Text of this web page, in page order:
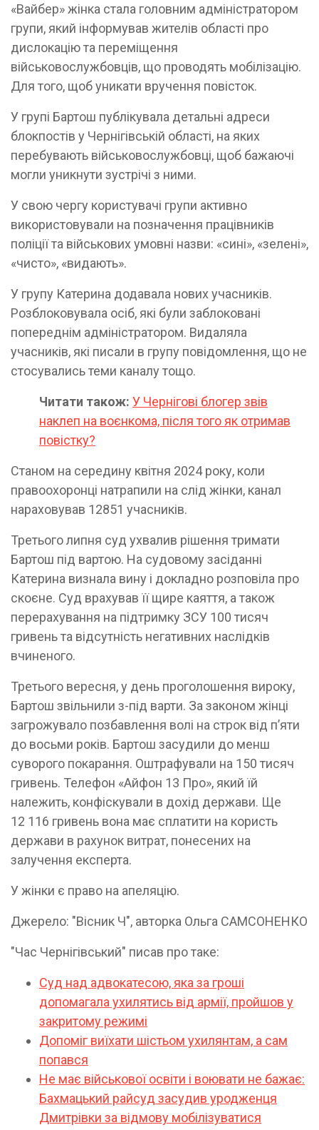
«Вайбер» жінка стала головним адміністратором
групи, який інформував жителів області про
дислокацію та переміщення
військовослужбовців, що проводять мобілізацію.
Для того, щоб уникати вручення повісток.
У групі Бартош публікувала детальні адреси
блокпостів у Чернігівській області, на яких
перебувають військовослужбовці, щоб бажаючі
могли уникнути зустрічі з ними.
У свою чергу користувачі групи активно
використовували на позначення працівників
поліції та військових умовні назви: «сині», «зелені»,
«чисто», «видають».
У групу Катерина додавала нових учасників.
Розблоковувала осіб, які були заблоковані
попереднім адміністратором. Видаляла
учасників, які писали в групу повідомлення, що не
стосувались теми каналу тощо.
Читати також: У Чернігові блогер звів
наклеп на воєнкома, після того як отримав
повістку?
Станом на середину квітня 2024 року, коли
правоохоронці натрапили на слід жінки, канал
нараховував 12851 учасників.
Третього липня суд ухвалив рішення тримати
Бартош під вартою. На судовому засіданні
Катерина визнала вину і докладно розповіла про
скоєне. Суд врахував її щире каяття, а також
перерахування на підтримку ЗСУ 100 тисяч
гривень та відсутність негативних наслідків
вчиненого.
Третього вересня, у день проголошення вироку,
Бартош звільнили з-під варти. За законом жінці
загрожувало позбавлення волі на строк від п’яти
до восьми років. Бартош засудили до менш
суворого покарання. Оштрафували на 150 тисяч
гривень. Телефон «Айфон 13 Про», який їй
належить, конфіскували в дохід держави. Ще
12 116 гривень вона має сплатити на користь
держави в рахунок витрат, понесених на
залучення експерта.
У жінки є право на апеляцію.
Джерело: "Вісник Ч", авторка Ольга САМСОНЕНКО
"Час Чернігівський" писав про таке:
Суд над адвокатесою, яка за гроші
допомагала ухилятись від армії, пройшов у
закритому режимі
Допоміг виїхати шістьом ухилянтам, а сам
попався
Не має військової освіти і воювати не бажає:
Бахмацький райсуд засудив уродженця
Дмитрівки за відмову мобілізуватися